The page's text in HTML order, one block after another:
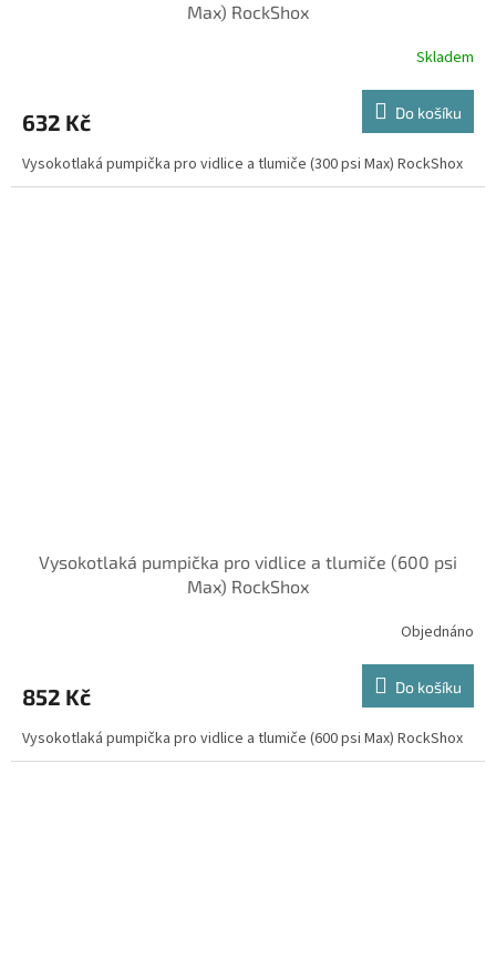
Max) RockShox
Skladem
632 Kč Do košíku
Vysokotlaká pumpička pro vidlice a tlumiče (300 psi Max) RockShox
Vysokotlaká pumpička pro vidlice a tlumiče (600 psi
Max) RockShox
Objednáno
852 Kč Do košíku
Vysokotlaká pumpička pro vidlice a tlumiče (600 psi Max) RockShox